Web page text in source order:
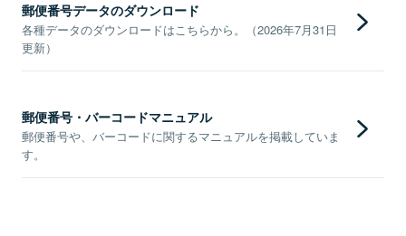
郵便番号データのダウンロード
各種データのダウンロードはこちらから。（2026年7月31日
更新）
郵便番号・バーコードマニュアル
郵便番号や、バーコードに関するマニュアルを掲載していま
す。